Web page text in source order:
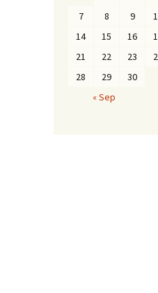
Elternausschuss &
Krankmeldung-KiTa
7
8 9
14
15 16
21
22 23
28
29
30
« Sep